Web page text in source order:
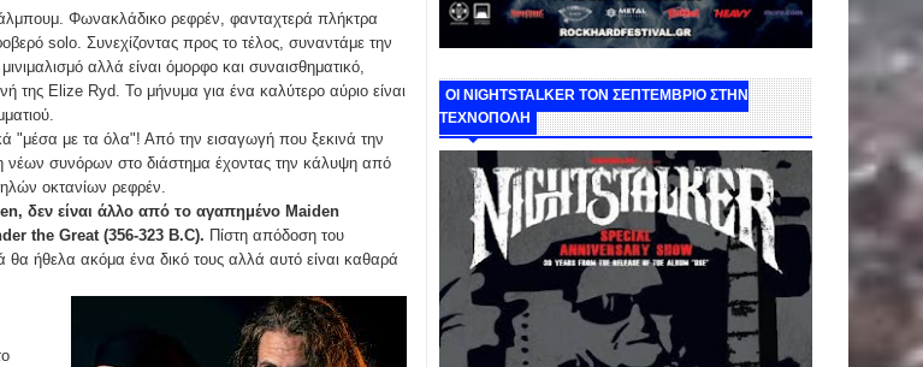
Φωνακλάδικο ρεφρέν, φανταχτερά πλήκτρα
solo. Συνεχίζοντας προς το τέλος, συναντάμε την
αλλά είναι όμορφο και συναισθηματικό,
της Elize Ryd. Το μήνυμα για ένα καλύτερο αύριο είναι
"μέσα με τα όλα"! Από την εισαγωγή που ξεκινά την
νέων συνόρων στο διάστημα έχοντας την κάλυψη από
οκτανίων ρεφρέν.
δεν είναι άλλο από το αγαπημένο Maiden
the Great (356-323 B.C). Πίστη απόδοση του
θα ήθελα ακόμα ένα δικό τους αλλά αυτό είναι καθαρά
ΟΙ NIGHTSTALKER ΤΟΝ ΣΕΠΤΕΜΒΡΙΟ ΣΤΗΝ
ΤΕΧΝΟΠΟΛΗ